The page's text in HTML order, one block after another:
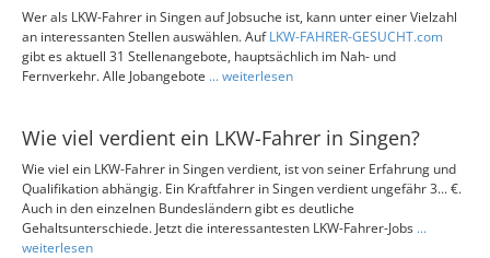
Wer als LKW-Fahrer in Singen auf Jobsuche ist, kann unter einer Vielzahl
an interessanten Stellen auswählen. AufLKW-FAHRER-GESUCHT.com
gibt es aktuell 31 Stellenangebote, hauptsächlich im Nah- und
Fernverkehr. Alle Jobangebote ... weiterlesen
Wie viel verdient ein LKW-Fahrer in Singen?
Wie viel ein LKW-Fahrer in Singen verdient, ist von seiner Erfahrung und
Qualifikation abhängig. Ein Kraftfahrer in Singen verdient ungefähr 3... €.
Auch in den einzelnen Bundesländern gibt es deutliche
Gehaltsunterschiede. Jetzt die interessantesten LKW-Fahrer-Jobs ...
weiterlesen